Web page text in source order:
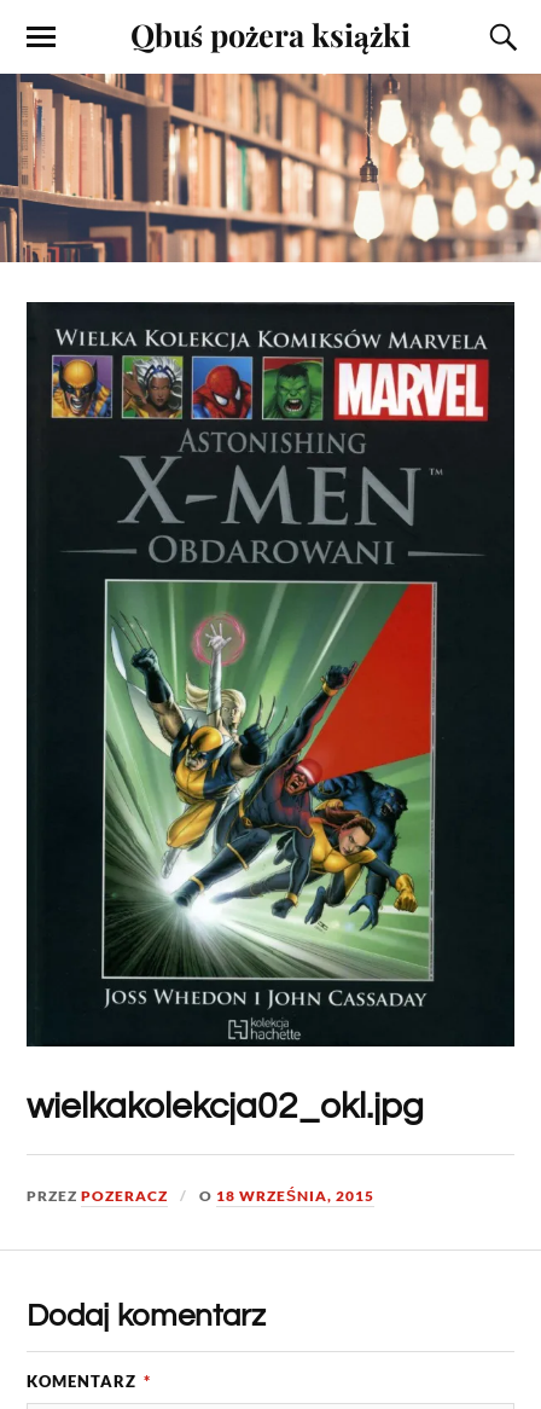
Qbuś pożera książki
wielkakolekcja02_okl.jpg
PRZEZPOZERACZ O 18 WRZEŚNIA, 2015
Dodaj komentarz
KOMENTARZ *